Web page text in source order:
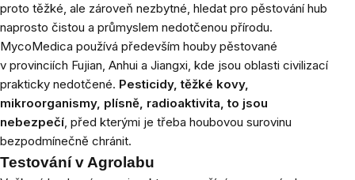
proto těžké, ale zároveň nezbytné, hledat pro pěstování hub
naprosto čistou a průmyslem nedotčenou přírodu.
MycoMedica používá především houby pěstované
v provinciích Fujian, Anhui a Jiangxi, kde jsou oblasti civilizací
prakticky nedotčené. Pesticidy, těžké kovy,
mikroorganismy, plísně, radioaktivita, to jsou
nebezpečí, před kterými je třeba houbovou surovinu
bezpodmínečně chránit.
Testování v Agrolabu